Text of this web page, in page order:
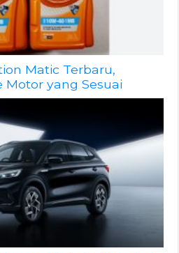
Matic Terbaru,
Motor yang Sesuai